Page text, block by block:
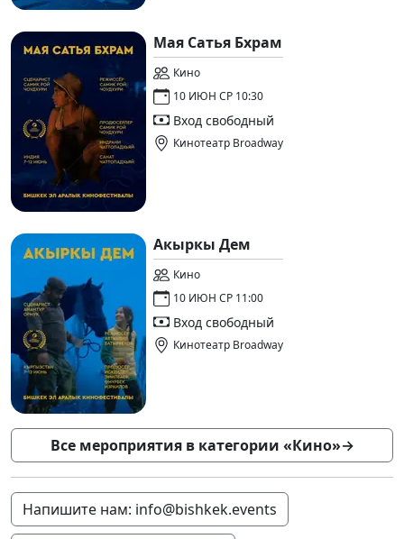
Мая Сатья Бхрам
Кино
10 ИЮН СР 10:30
Вход свободный
Кинотеатр Broadway
Акыркы Дем
Кино
10 ИЮН СР 11:00
Вход свободный
Кинотеатр Broadway
Все мероприятия в категории «Кино»→
Напишите нам: info@bishkek.events